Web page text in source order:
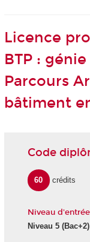
Licence
BTP :
Parcours
bâtiment
Code
60 crédits
Niveau d'entrée
Niveau 5(Bac+2)